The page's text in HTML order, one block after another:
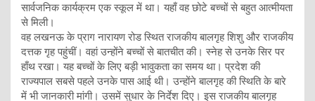
सार्वजनिक कार्यक्रम एक स्कूल में था। यहाँ वह छोटे बच्चों से बहुत आत्मीयता
से मिली।
वह लखनऊ के प्राग नारायण रोड स्थित राजकीय बालगृह शिशु और राजकीय
दत्तक गृह पहुंचीं। वहां उन्होंने बच्चों से बातचीत की। स्नेह से उनके सिर पर
हाँथ रखा। यह बच्चों के लिए बड़ी भावुकता का समय था। प्रदेश की
राज्यपाल सबसे पहले उनके पास आई थी। उन्होंने बालगृह की स्थिति के बारे
में भी जानकारी मांगी। उसमें सुधार के निर्देश दिए। इस राजकीय बालगृह